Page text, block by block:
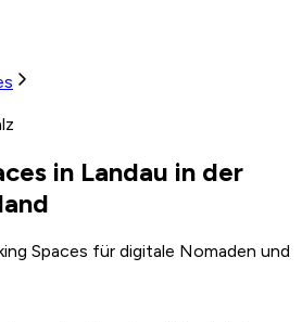
in Landau in der
Spaces für digitale Nomaden und